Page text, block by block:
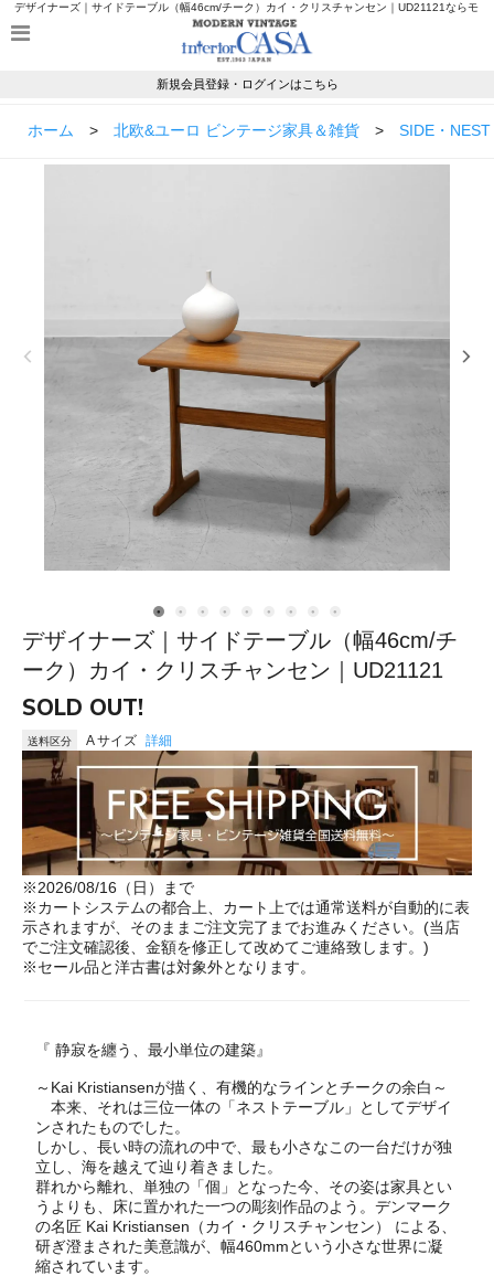
デザイナーズ｜サイドテーブル（幅46cm/チーク）カイ・クリスチャンセン｜UD21121ならモ
ダンヴィンテージのインテリアカーサ
新規会員登録・ログインはこちら
ホーム > 北欧&ユーロ ビンテージ家具＆雑貨 > SIDE・
デザイナーズ｜サイドテーブル（幅46cm/チ
ーク）カイ・クリスチャンセン｜UD21121
SOLD OUT!
送料区分 A サイズ 詳細
※2026/08/16（日）まで
※カートシステムの都合上、カート上では通常送料が自動的に表
示されますが、そのままご注文完了までお進みください。(当店
でご注文確認後、金額を修正して改めてご連絡致します。)
※セール品と洋古書は対象外となります。
『 静寂を纏う、最小単位の建築』
～Kai Kristiansenが描く、有機的なラインとチークの余白～
本来、それは三位一体の「ネストテーブル」としてデザイ
ンされたものでした。
しかし、長い時の流れの中で、最も小さなこの一台だけが独
立し、海を越えて辿り着きました。
群れから離れ、単独の「個」となった今、その姿は家具とい
うよりも、床に置かれた一つの彫刻作品のよう。デンマーク
の名匠 Kai Kristiansen（カイ・クリスチャンセン） による、
研ぎ澄まされた美意識が、幅460mmという小さな世界に凝
縮されています。